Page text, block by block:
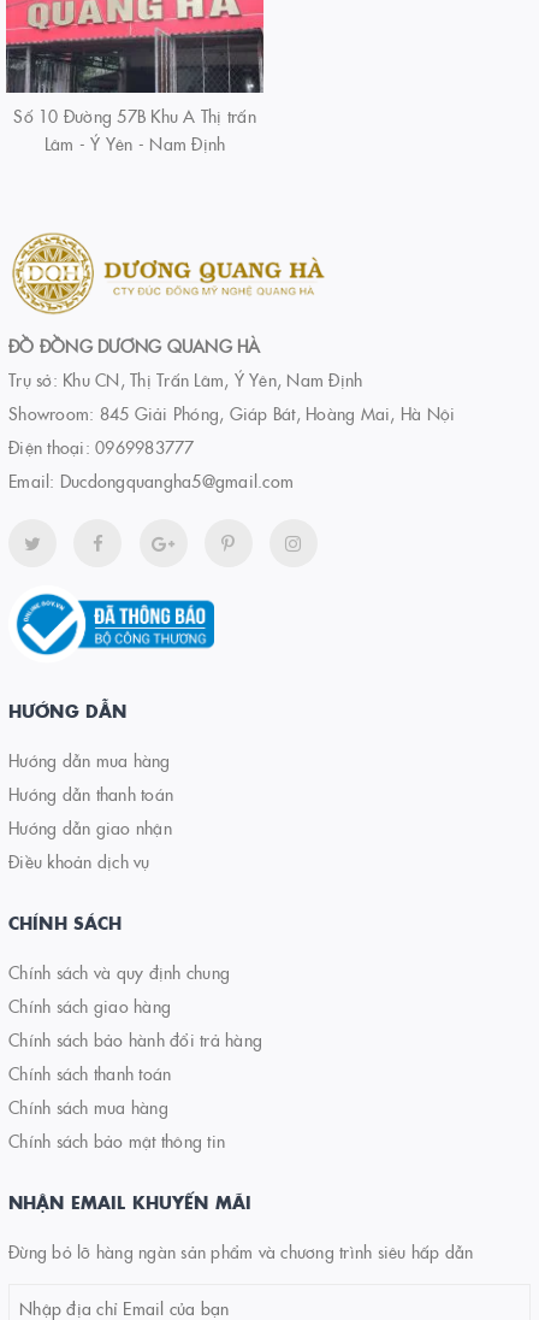
Số 10 Đường 57B Khu A Thị trấn
Lâm - Ý Yên - Nam Định
ĐỒ ĐỒNG DƯƠNG QUANG HÀ
Trụ sở: Khu CN, Thị Trấn Lâm, Ý Yên, Nam Định
Showroom: 845 Giải Phóng, Giáp Bát, Hoàng Mai, Hà Nội
Điện thoại: 0969983777
Email: Ducdongquangha5@gmail.com
HƯỚNG DẪN
Hướng dẫn mua hàng
Hướng dẫn thanh toán
Hướng dẫn giao nhận
Điều khoản dịch vụ
CHÍNH SÁCH
Chính sách và quy định chung
Chính sách giao hàng
Chính sách bảo hành đổi trả hàng
Chính sách thanh toán
Chính sách mua hàng
Chính sách bảo mật thông tin
NHẬN EMAIL KHUYẾN MÃI
Đừng bỏ lỡ hàng ngàn sản phẩm và chương trình siêu hấp dẫn